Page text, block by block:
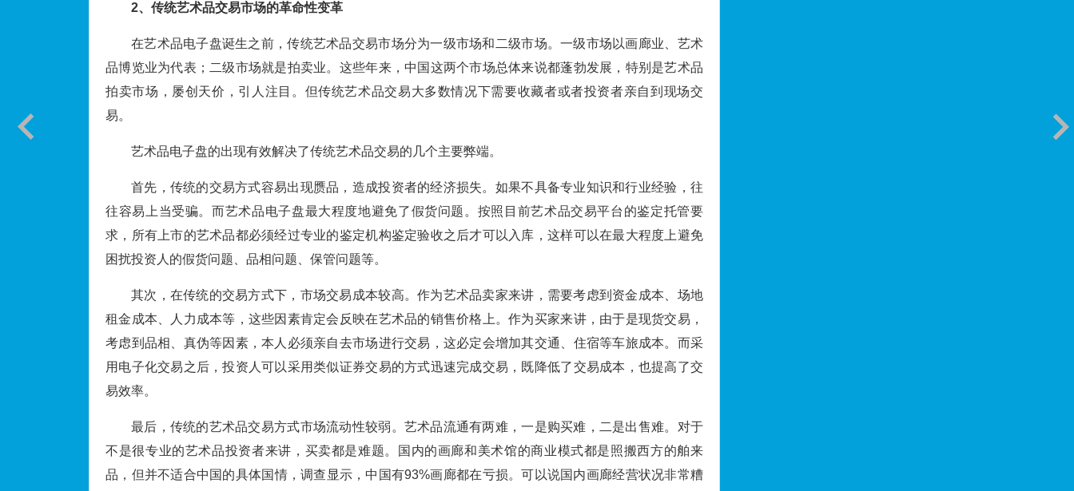
2、 传统艺术品交易市场的革命性变革
在艺术品电子盘诞生之前，传统艺术品交易市场分为一级市场和二级市场。一级市场以画廊业、艺术
品博览业为代表；二级市场就是拍卖业。这些年来，中国这两个市场总体来说都蓬勃发展，特别是艺术品
拍卖市场，屡创天价，引人注目。但传统艺术品交易大多数情况下需要收藏者或者投资者亲自到现场交
易。
艺术品电子盘的出现有效解决了传统艺术品交易的几个主要弊端。
首先，传统的交易方式容易出现赝品，造成投资者的经济损失。如果不具备专业知识和行业经验，往
往容易上当受骗。而艺术品电子盘最大程度地避免了假货问题。按照目前艺术品交易平台的鉴定托管要
求，所有上市的艺术品都必须经过专业的鉴定机构鉴定验收之后才可以入库，这样可以在最大程度上避免
困扰投资人的假货问题、品相问题、保管问题等。
其次，在传统的交易方式下，市场交易成本较高。作为艺术品卖家来讲，需要考虑到资金成本、场地
租金成本、人力成本等，这些因素肯定会反映在艺术品的销售价格上。作为买家来讲，由于是现货交易，
考虑到品相、真伪等因素，本人必须亲自去市场进行交易，这必定会增加其交通、住宿等车旅成本。而采
用电子化交易之后，投资人可以采用类似证券交易的方式迅速完成交易，既降低了交易成本，也提高了交
易效率。
最后，传统的艺术品交易方式市场流动性较弱。艺术品流通有两难，一是购买难，二是出售难。对于
不是很专业的艺术品投资者来讲，买卖都是难题。国内的画廊和美术馆的商业模式都是照搬西方的舶来
品，但并不适合中国的具体国情，调查显示，中国有93%画廊都在亏损。可以说国内画廊经营状况非常糟